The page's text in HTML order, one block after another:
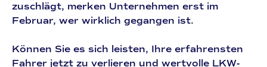
zuschlägt, merken Unternehmen erst im
Februar, wer wirklich gegangen ist.
Können Sie es sich leisten, Ihre erfahrensten
Fahrer jetzt zu verlieren und wertvolle LKW-